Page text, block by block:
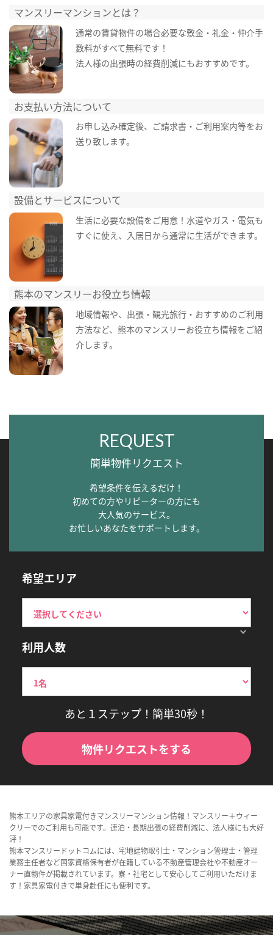
マンスリーマンションとは？
通常の賃貸物件の場合必要な敷金・礼金・仲介手
数料がすべて無料です！
法人様の出張時の経費削減にもおすすめです。
お支払い方法について
お申し込み確定後、ご請求書・ご利用案内等をお
送り致します。
設備とサービスについて
生活に必要な設備をご用意！水道やガス・電気も
すぐに使え、入居日から通常に生活ができます。
熊本のマンスリーお役立ち情報
地域情報や、出張・観光旅行・おすすめのご利用
方法など、熊本のマンスリーお役立ち情報をご紹
介します。
REQUEST
簡単物件リクエスト
希望条件を伝えるだけ！
初めての方やリピーターの方にも
大人気のサービス。
お忙しいあなたをサポートします。
希望エリア
利用人数
あと１ステップ！簡単30秒！
物件リクエストをする
熊本エリアの家具家電付きマンスリーマンション情報！マンスリー＋ウィー
クリーでのご利用も可能です。連泊・長期出張の経費削減に、法人様にも大好
評！
熊本マンスリードットコムには、宅地建物取引士・マンション管理士・管理
業務主任者など国家資格保有者が在籍している不動産管理会社や不動産オー
ナー直物件が掲載されています。寮・社宅として安心してご利用いただけま
す！家具家電付きで単身赴任にも便利です。